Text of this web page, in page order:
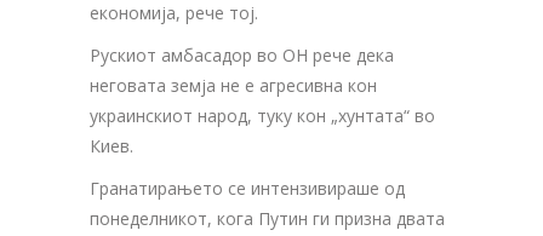
економија, рече тој.
Рускиот амбасадор во ОН рече дека
неговата земја не е агресивна кон
украинскиот народ, туку кон „хунтата“ во
Киев.
Гранатирањето се интензивираше од
понеделникот, кога Путин ги призна двата